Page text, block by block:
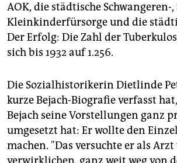
AOK, die städtische Schwangeren-
Kleinkinderfürsorge und die
Der Erfolg: Die Zahl der
sich bis 1932 auf 1.256.
Die Sozialhistorikerin Dietlinde
kurze Bejach-Biografie verfasst
Bejach seine Vorstellungen ganz
umgesetzt hat: Er wollte den
machen. "Das versuchte er als